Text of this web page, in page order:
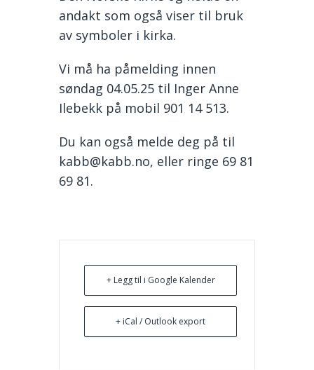
andakt som også viser til bruk
av symboler i kirka.
Vi må ha påmelding innen
søndag 04.05.25 til Inger Anne
Ilebekk på mobil 901 14 513.
Du kan også melde deg på til
kabb@kabb.no, eller ringe 69 81
69 81.
+ Legg til i Google Kalender
+ iCal / Outlook export